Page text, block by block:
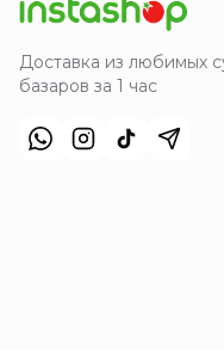
Доставка из любимых
базаров за 1 час